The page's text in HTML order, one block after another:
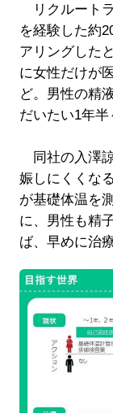
リクルート
を経験した約
アリングした
に女性だけが
ど。男性の精
だいたい1年半
同社の入澤
娠しにくくな
が基礎体温を
に、男性も精
ば、早めに治